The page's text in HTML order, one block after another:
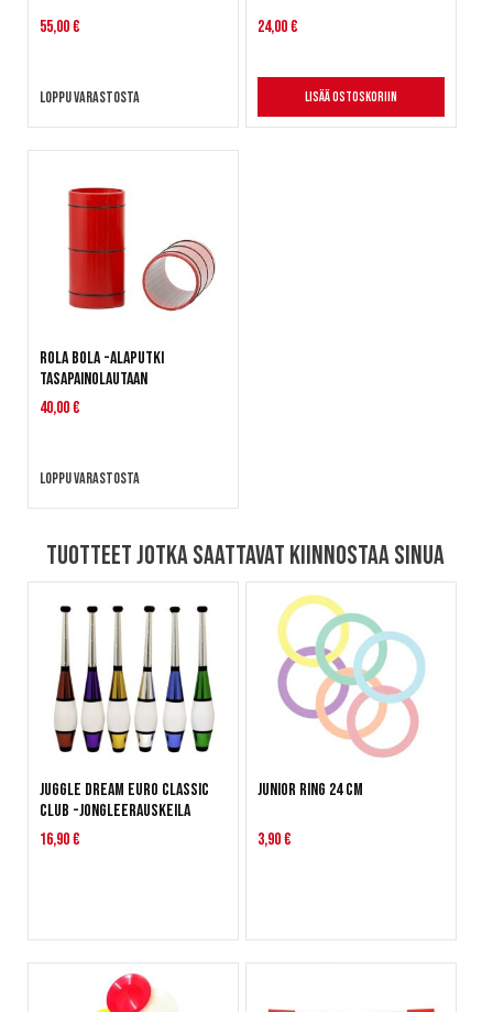
55,00 €
Loppu varastosta
24,00 €
Lisää ostoskoriin
Rola Bola -alaputki
tasapainolautaan
40,00 €
Loppu varastosta
Tuotteet jotka saattavat kiinnostaa sinua
Juggle Dream Euro Classic
Club -jongleerauskeila
16,90 €
Junior Ring 24 cm
3,90 €